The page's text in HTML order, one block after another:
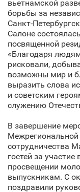
вьетнамской
борьбы за
Салоне
посвященной
«Благодаря
рисковали,
возможны мир и
выразить слова
и советским
служению
В завершение
сотрудничества
гостей за
просвещении
выпускникам. С
поздравили